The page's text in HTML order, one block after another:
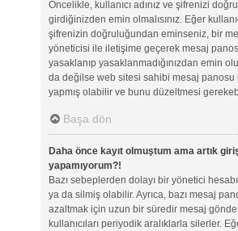
Öncelikle, kullanıcı adınız ve şifrenizi
girdiğinizden emin olmalısınız. Eğer
şifrenizin doğruluğundan eminseniz, bir
yöneticisi ile iletişime geçerek mesaj
yasaklanıp yasaklanmadığınızdan emin
da değilse web sitesi sahibi mesaj panosu
yapmış olabilir ve bunu düzeltmesi
Başa dön
Daha önce kayıt olmuştum ama artık
yapamıyorum?!
Bazı sebeplerden dolayı bir yönetici
ya da silmiş olabilir. Ayrıca, bazı mesaj
azaltmak için uzun bir süredir mesaj
kullanıcıları periyodik aralıklarla silerler.